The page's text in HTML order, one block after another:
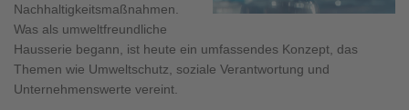
Nachhaltigkeitsmaßnahmen.
Was als umweltfreundliche
Hausserie begann, ist heute ein umfassendes Konzept, das
Themen wie Umweltschutz, soziale Verantwortung und
Unternehmenswerte vereint.